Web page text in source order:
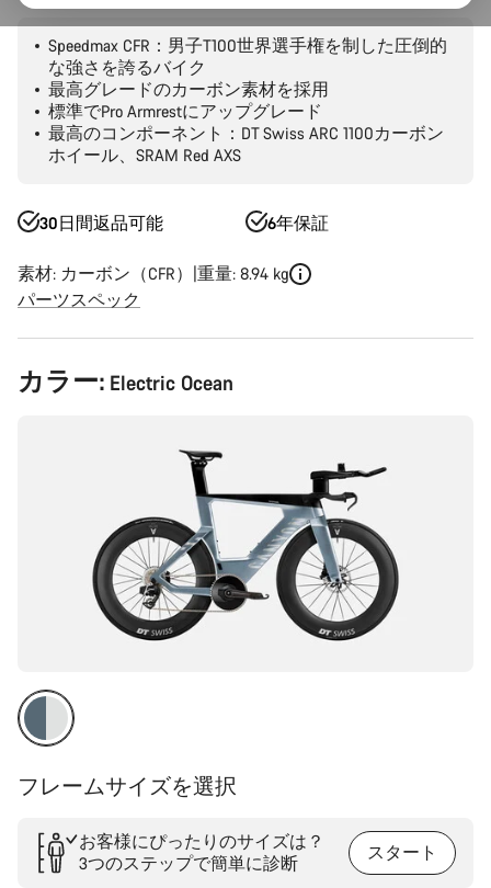
Speedmax CFR：男子T100世界選手権を制した圧倒的
な強さを誇るバイク
最高グレードのカーボン素材を採用
標準でPro Armrestにアップグレード
最高のコンポーネント：DT Swiss ARC 1100カーボン
ホイール、SRAM Red AXS
30日間返品可能 6年保証
素材: カーボン（CFR）
重量: 8.94 kg
パーツスペック
製
品
カラー: Electric Ocean
フレームサイズを選択
お客様にぴったりのサイズは？
3つのステップで簡単に診断
スタート